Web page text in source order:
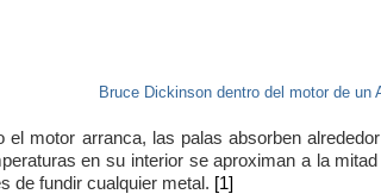
Bruce Dickinson dentro del motor de un
el motor arranca, las palas absorben
en su interior se aproximan a la
de fundir cualquier metal. [1]